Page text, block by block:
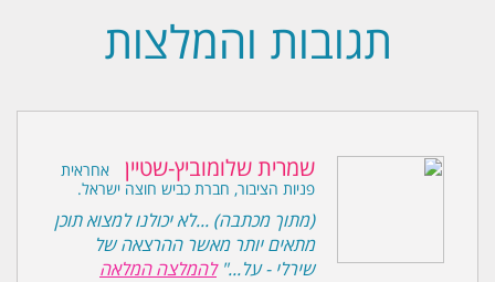
תגובות והמלצות
שמרית שלומוביץ-שטיין
אחראית
פניות הציבור, חברת כביש חוצה ישראל.
(מתוך מכתבה) ...לא יכולנו למצוא תוכן
מתאים יותר מאשר ההרצאה של
שירלי - על..."להמלצה המלאה